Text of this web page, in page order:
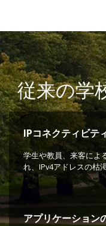
従来の学
IPコネクティビテ
学生や教員、来客によ
れ、IPv4アドレスの枯
アプリケーション